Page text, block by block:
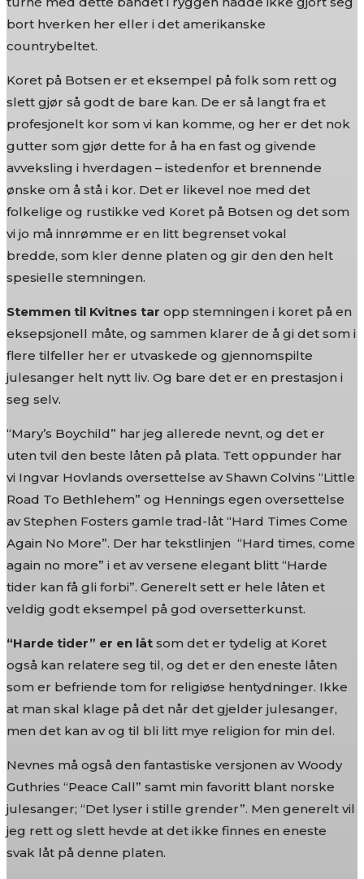
bort hverken her eller i det amerikanske
countrybeltet.
Koret på Botsen er et eksempel på folk som rett og
slett gjør så godt de bare kan. De er så langt fra et
profesjonelt kor som vi kan komme, og her er det nok
gutter som gjør dette for å ha en fast og givende
avveksling i hverdagen – istedenfor et brennende
ønske om å stå i kor. Det er likevel noe med det
folkelige og rustikke ved Koret på Botsen og det som
vi jo må innrømme er en litt begrenset vokal
bredde, som kler denne platen og gir den den helt
spesielle stemningen.
Stemmen til Kvitnes tar opp stemningen i koret på en
eksepsjonell måte, og sammen klarer de å gi det som i
flere tilfeller her er utvaskede og gjennomspilte
julesanger helt nytt liv. Og bare det er en prestasjon i
seg selv.
“Mary’s Boychild” har jeg allerede nevnt, og det er
uten tvil den beste låten på plata. Tett oppunder har
vi Ingvar Hovlands oversettelse av Shawn Colvins “Little
Road To Bethlehem” og Hennings egen oversettelse
av Stephen Fosters gamle trad-låt “Hard Times Come
Again No More”. Der har tekstlinjen “Hard times, come
again no more” i et av versene elegant blitt “Harde
tider kan få gli forbi”. Generelt sett er hele låten et
veldig godt eksempel på god oversetterkunst.
“Harde tider” er en låt som det er tydelig at Koret
også kan relatere seg til, og det er den eneste låten
som er befriende tom for religiøse hentydninger. Ikke
at man skal klage på det når det gjelder julesanger,
men det kan av og til bli litt mye religion for min del.
Nevnes må også den fantastiske versjonen av Woody
Guthries “Peace Call” samt min favoritt blant norske
julesanger; “Det lyser i stille grender”. Men generelt vil
jeg rett og slett hevde at det ikke finnes en eneste
svak låt på denne platen.